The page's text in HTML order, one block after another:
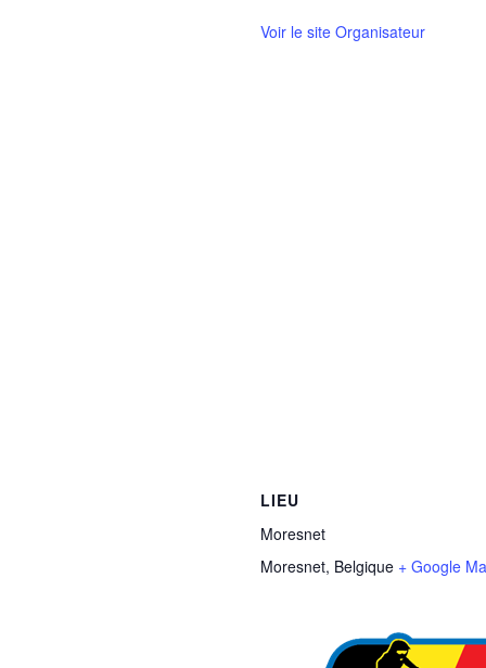
Voir le site Organisateur
LIEU
Moresnet
Moresnet, Belgique + Google